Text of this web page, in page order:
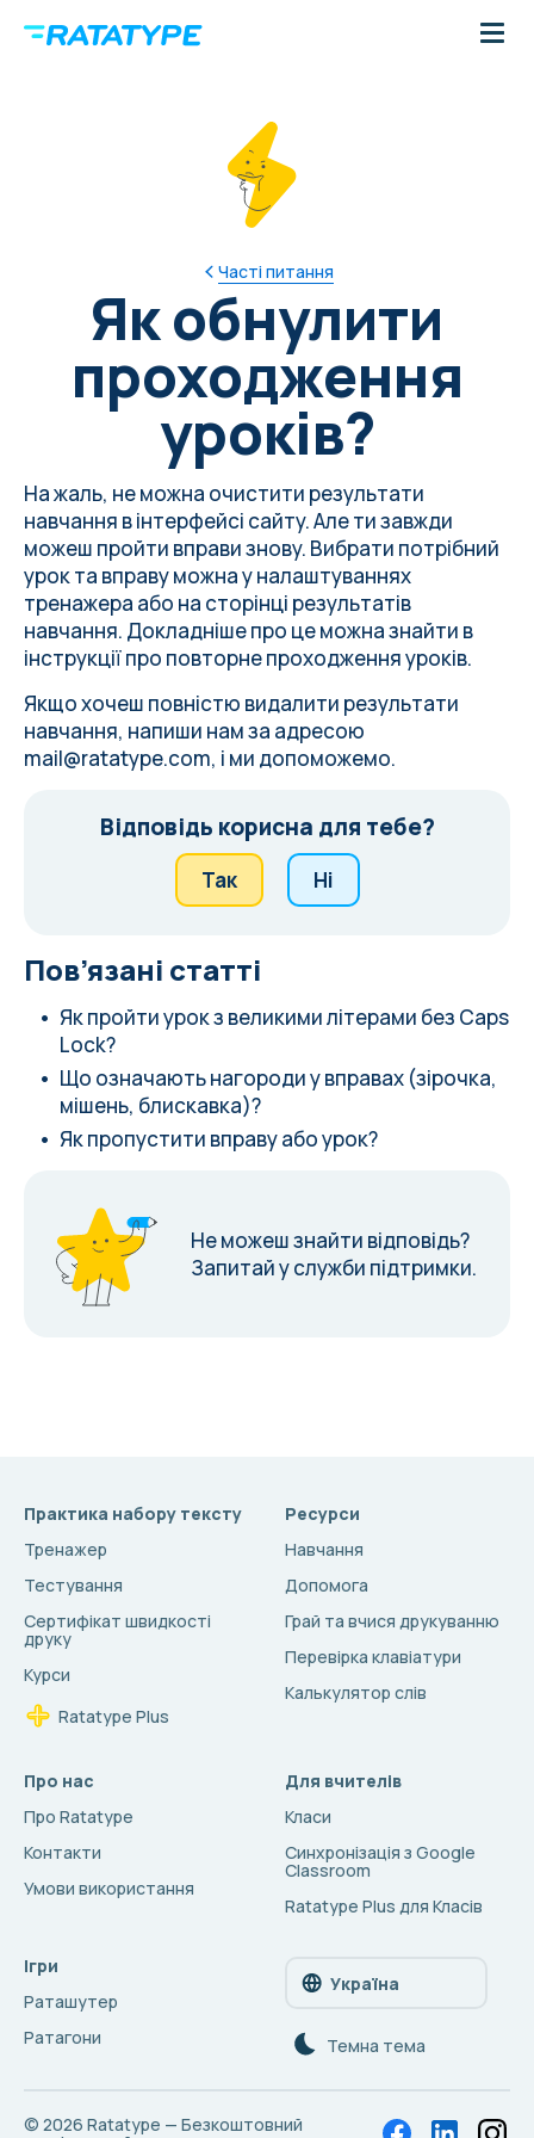
Часті питання
Як обнулити
проходження
уроків?
На жаль, не можна очистити результати
навчання в інтерфейсі сайту. Але ти завжди
можеш пройти вправи знову. Вибрати потрібний
урок та вправу можна у налаштуваннях
тренажера або на сторінці результатів
навчання. Докладніше про це можна знайти в
інструкції про повторне проходження уроків.
Якщо хочеш повністю видалити результати
навчання, напиши нам за адресою
mail@ratatype.com, і ми допоможемо.
Відповідь корисна для тебе?
Так Ні
Пов’язані статті
Як пройти урок з великими літерами без Caps
Lock?
Що означають нагороди у вправах (зірочка,
мішень, блискавка)?
Як пропустити вправу або урок?
Не можеш знайти відповідь?
Запитай у служби підтримки.
Практика набору тексту
Тренажер
Тестування
Сертифікат швидкості
друку
Курси
Ratatype Plus
Ресурси
Навчання
Допомога
Грай та вчися друкуванню
Перевірка клавіатури
Калькулятор слів
Про нас
Про Ratatype
Контакти
Умови використання
Для вчителів
Класи
Синхронізація з Google
Classroom
Ratatype Plus для Класів
Ігри
Раташутер
Ратагони
Україна
Темна тема
© 2026 Ratatype — Безкоштовний